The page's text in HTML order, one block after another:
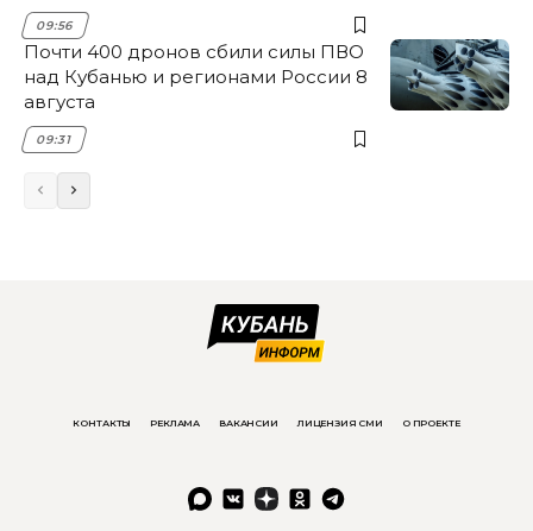
09:56
Почти 400 дронов сбили силы ПВО
над Кубанью и регионами России 8
августа
09:31
КОНТАКТЫ РЕКЛАМА ВАКАНСИИ ЛИЦЕНЗИЯ СМИ О ПРОЕКТЕ